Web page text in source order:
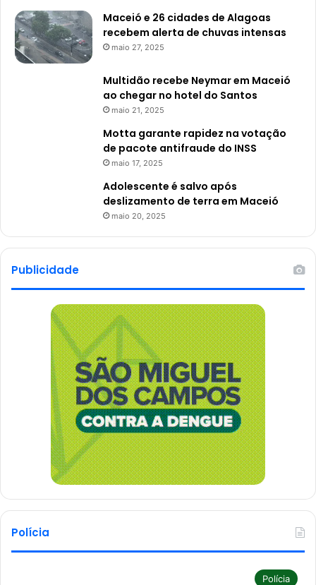
Maceió e 26 cidades de Alagoas
recebem alerta de chuvas intensas
maio 27, 2025
Multidão recebe Neymar em Maceió
ao chegar no hotel do Santos
maio 21, 2025
Motta garante rapidez na votação
de pacote antifraude do INSS
maio 17, 2025
Adolescente é salvo após
deslizamento de terra em Maceió
maio 20, 2025
Publicidade
Polícia
Polícia